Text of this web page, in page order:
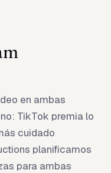
en ambas
TikTok premia lo
cuidado
planificamos
para ambas